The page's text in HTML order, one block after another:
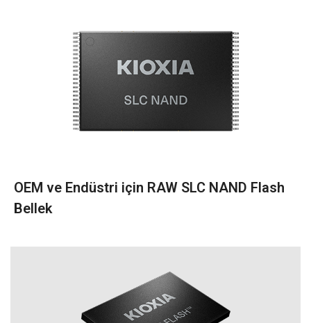
OEM ve Endüstri için RAW SLC NAND Flash
Bellek